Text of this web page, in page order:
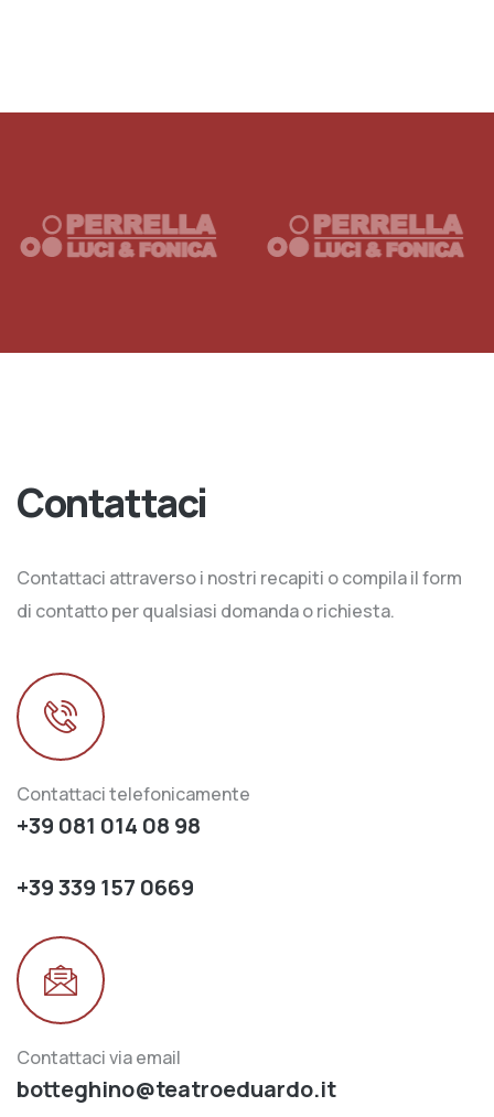
Contattaci
Contattaci attraverso i nostri recapiti o compila il form
di contatto per qualsiasi domanda o richiesta.
Contattaci telefonicamente
+39 081 014 08 98
+39 339 157 0669
Contattaci via email
botteghino@teatroeduardo.it